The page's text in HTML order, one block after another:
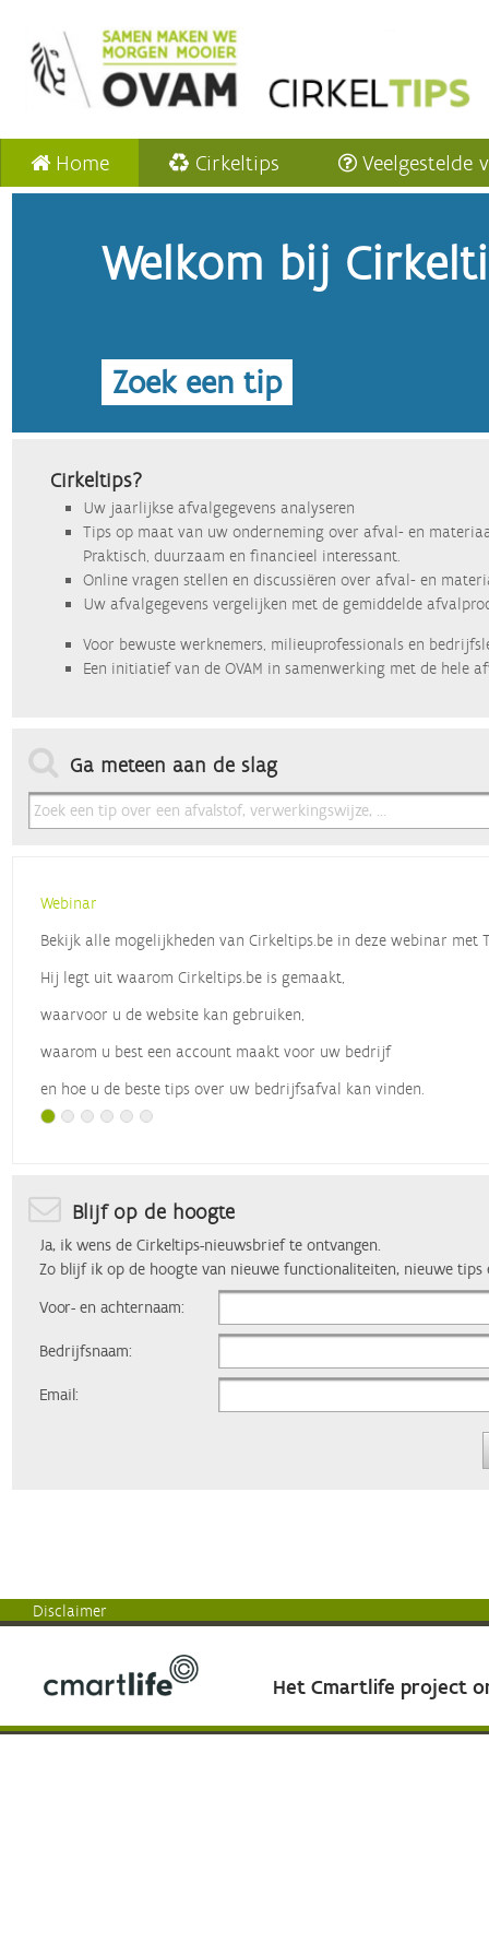
Home Cirkeltips Veelgestelde
Welkom bij
Zoek een tip
Cirkeltips?
Uw jaarlijkse afvalgegevens analyseren
Tips op maat van uw onderneming over afval- en
Praktisch, duurzaam en financieel interessant.
Online vragen stellen en discussiëren over afval- en
Uw afvalgegevens vergelijken met de gemiddelde
Voor bewuste werknemers, milieuprofessionals en
Een initiatief van de OVAM in samenwerking met de hele
Ga meteen aan de slag
Webinar
Bekijk alle mogelijkheden van Cirkeltips.be in deze webinar met
Hij legt uit waarom Cirkeltips.be is gemaakt,
waarvoor u de website kan gebruiken,
waarom u best een account maakt voor uw bedrijf
en hoe u de beste tips over uw bedrijfsafval kan vinden.
Blijf op de hoogte
Ja, ik wens de Cirkeltips-nieuwsbrief te ontvangen.
Zo blijf ik op de hoogte van nieuwe functionaliteiten, nieuwe tips
Voor- en achternaam:
Bedrijfsnaam:
Email:
Disclaimer
Het Cmartlife project